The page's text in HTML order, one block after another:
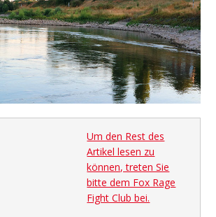
Um den Rest des
Artikel lesen zu
können, treten Sie
bitte dem Fox Rage
Fight Club bei.